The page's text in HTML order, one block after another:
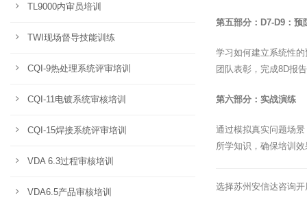
第五部分：D7-D9：预
学习如何建立系统性
团队表彰，完成8D报
第六部分：实战演练
通过模拟真实问题场
所学知识，确保培训
选择苏州安信达咨询
TL9000内审员培训
TWI现场督导技能训练
CQI-9热处理系统评审培训
CQI-11电镀系统审核培训
CQI-15焊接系统评审培训
VDA 6.3过程审核培训
VDA6.5产品审核培训